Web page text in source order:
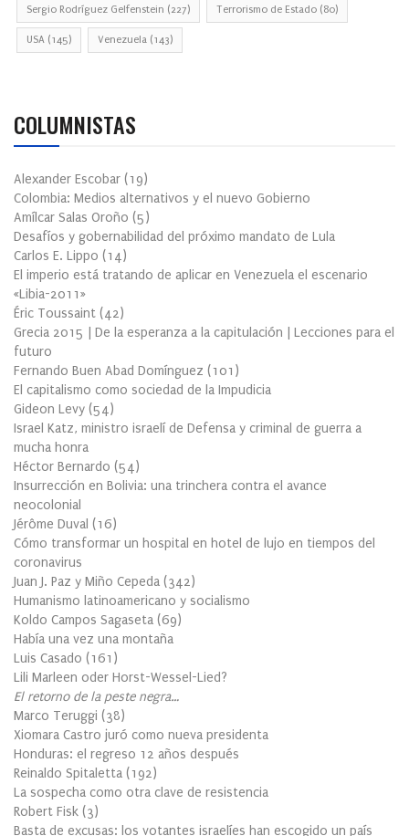
Sergio Rodríguez Gelfenstein (227) Terrorismo de Estado (80)
USA (145) Venezuela (143)
COLUMNISTAS
Alexander Escobar (19)
Colombia: Medios alternativos y el nuevo Gobierno
Amílcar Salas Oroño (5)
Desafíos y gobernabilidad del próximo mandato de Lula
Carlos E. Lippo (14)
El imperio está tratando de aplicar en Venezuela el escenario
«Libia-2011»
Éric Toussaint (42)
Grecia 2015 | De la esperanza a la capitulación | Lecciones para el
futuro
Fernando Buen Abad Domínguez (101 )
El capitalismo como sociedad de la Impudicia
Gideon Levy (54)
Israel Katz, ministro israelí de Defensa y criminal de guerra a
mucha honra
Héctor Bernardo (54)
Insurrección en Bolivia: una trinchera contra el avance
neocolonial
Jérôme Duval (16)
Cómo transformar un hospital en hotel de lujo en tiempos del
coronavirus
Juan J. Paz y Miño Cepeda (342)
Humanismo latinoamericano y socialismo
Koldo Campos Sagaseta (69)
Había una vez una montaña
Luis Casado (161 )
Lili Marleen oder Horst-Wessel-Lied?
El retorno de la peste negra…
Marco Teruggi (38)
Xiomara Castro juró como nueva presidenta
Honduras: el regreso 12 años después
Reinaldo Spitaletta (192)
La sospecha como otra clave de resistencia
Robert Fisk (3)
Basta de excusas: los votantes israelíes han escogido un país